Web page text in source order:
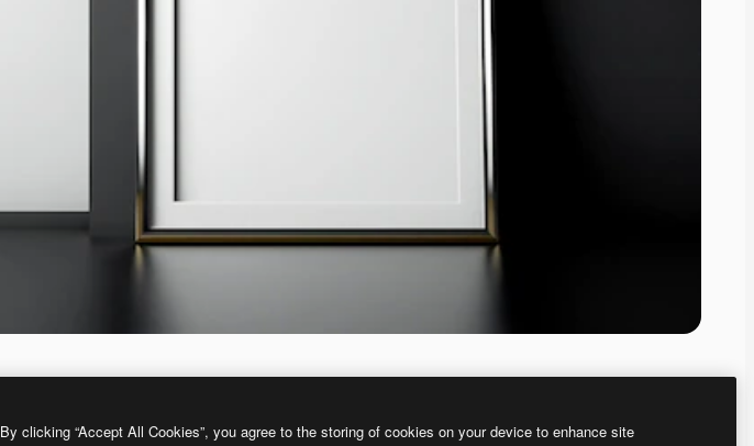
By clicking “Accept All Cookies”, you agree to the storing of cookies on your device to enhance site